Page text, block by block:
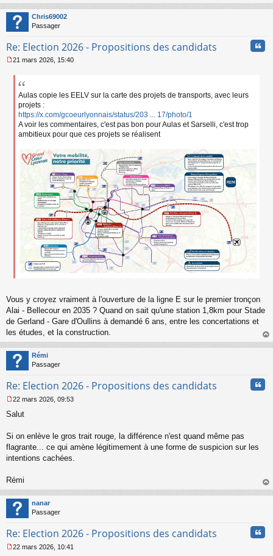
au
Chris69002
Passager
Re: Election 2026 - Propositions des candidats
e
21 mars 2026, 15:40
Aulas copie les EELV sur la carte des projets de transports, avec leurs
projets :
https://x.com/gcoeurlyonnais/status/203 ... 17/photo/1
A voir les commentaires, c'est pas bon pour Aulas et Sarselli, c'est trop
ambitieux pour que ces projets se réalisent
Vous y croyez vraiment à l'ouverture de la ligne E sur le premier tronçon
Alai - Bellecour en 2035 ? Quand on sait qu'une station 1,8km pour Stade
de Gerland - Gare d'Oullins à demandé 6 ans, entre les concertations et
les études, et la construction.
au
Rémi
Passager
Re: Election 2026 - Propositions des candidats
e
g
e
o
n
l
u
22 mars 2026, 09:53
Salut
Si on enlève le gros trait rouge, la différence n'est quand même pas
flagrante... ce qui amène légitimement à une forme de suspicion sur les
intentions cachées.
Rémi
au
nanar
Passager
Re: Election 2026 - Propositions des candidats
22 mars 2026, 10:41